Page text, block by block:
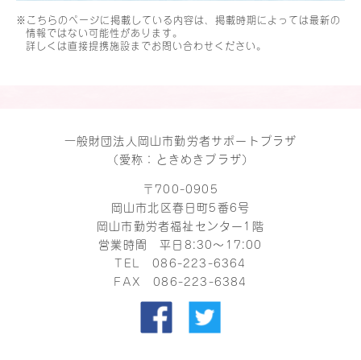
※こちらのページに掲載している内容は、掲載時期によっては最新の
情報ではない可能性があります。
詳しくは直接提携施設までお問い合わせください。
一般財団法人岡山市勤労者サポートプラザ
（愛称：ときめきプラザ）
〒700-0905
岡山市北区春日町5番6号
岡山市勤労者福祉センター1階
営業時間 平日8:30～17:00
TEL086-223-6364
FAX 086-223-6384